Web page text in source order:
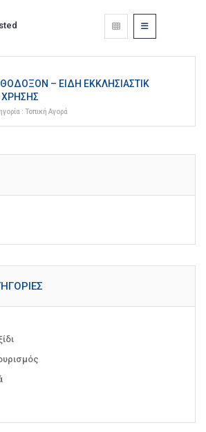
– ΕΊΔΗ ΕΚΚΛΗΣΙΑΣΤΙΚ
ΧΡΉΣΗΣ
: Τοπική Αγορά